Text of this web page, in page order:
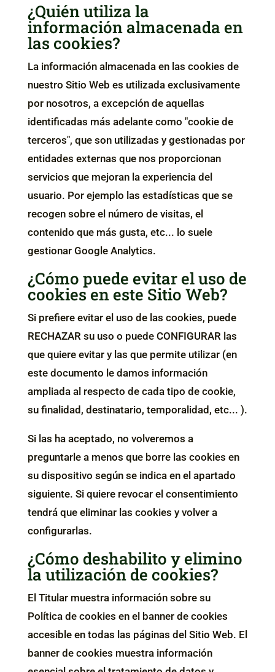
¿Quién utiliza la
información almacenada en
las cookies?
La información almacenada en las cookies de
nuestro Sitio Web es utilizada exclusivamente
por nosotros, a excepción de aquellas
identificadas más adelante como "cookie de
terceros", que son utilizadas y gestionadas por
entidades externas que nos proporcionan
servicios que mejoran la experiencia del
usuario. Por ejemplo las estadísticas que se
recogen sobre el número de visitas, el
contenido que más gusta, etc... lo suele
gestionar Google Analytics.
¿Cómo puede evitar el uso de
cookies en este Sitio Web?
Si prefiere evitar el uso de las cookies, puede
RECHAZAR su uso o puede CONFIGURAR las
que quiere evitar y las que permite utilizar (en
este documento le damos información
ampliada al respecto de cada tipo de cookie,
su finalidad, destinatario, temporalidad, etc... ).
Si las ha aceptado, no volveremos a
preguntarle a menos que borre las cookies en
su dispositivo según se indica en el apartado
siguiente. Si quiere revocar el consentimiento
tendrá que eliminar las cookies y volver a
configurarlas.
¿Cómo deshabilito y elimino
la utilización de cookies?
El Titular muestra información sobre su
Política de cookies en el banner de cookies
accesible en todas las páginas del Sitio Web. El
banner de cookies muestra información